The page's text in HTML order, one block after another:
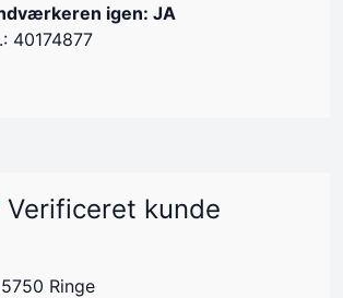
igen: JA
40174877
Verificeret kunde
Ringe